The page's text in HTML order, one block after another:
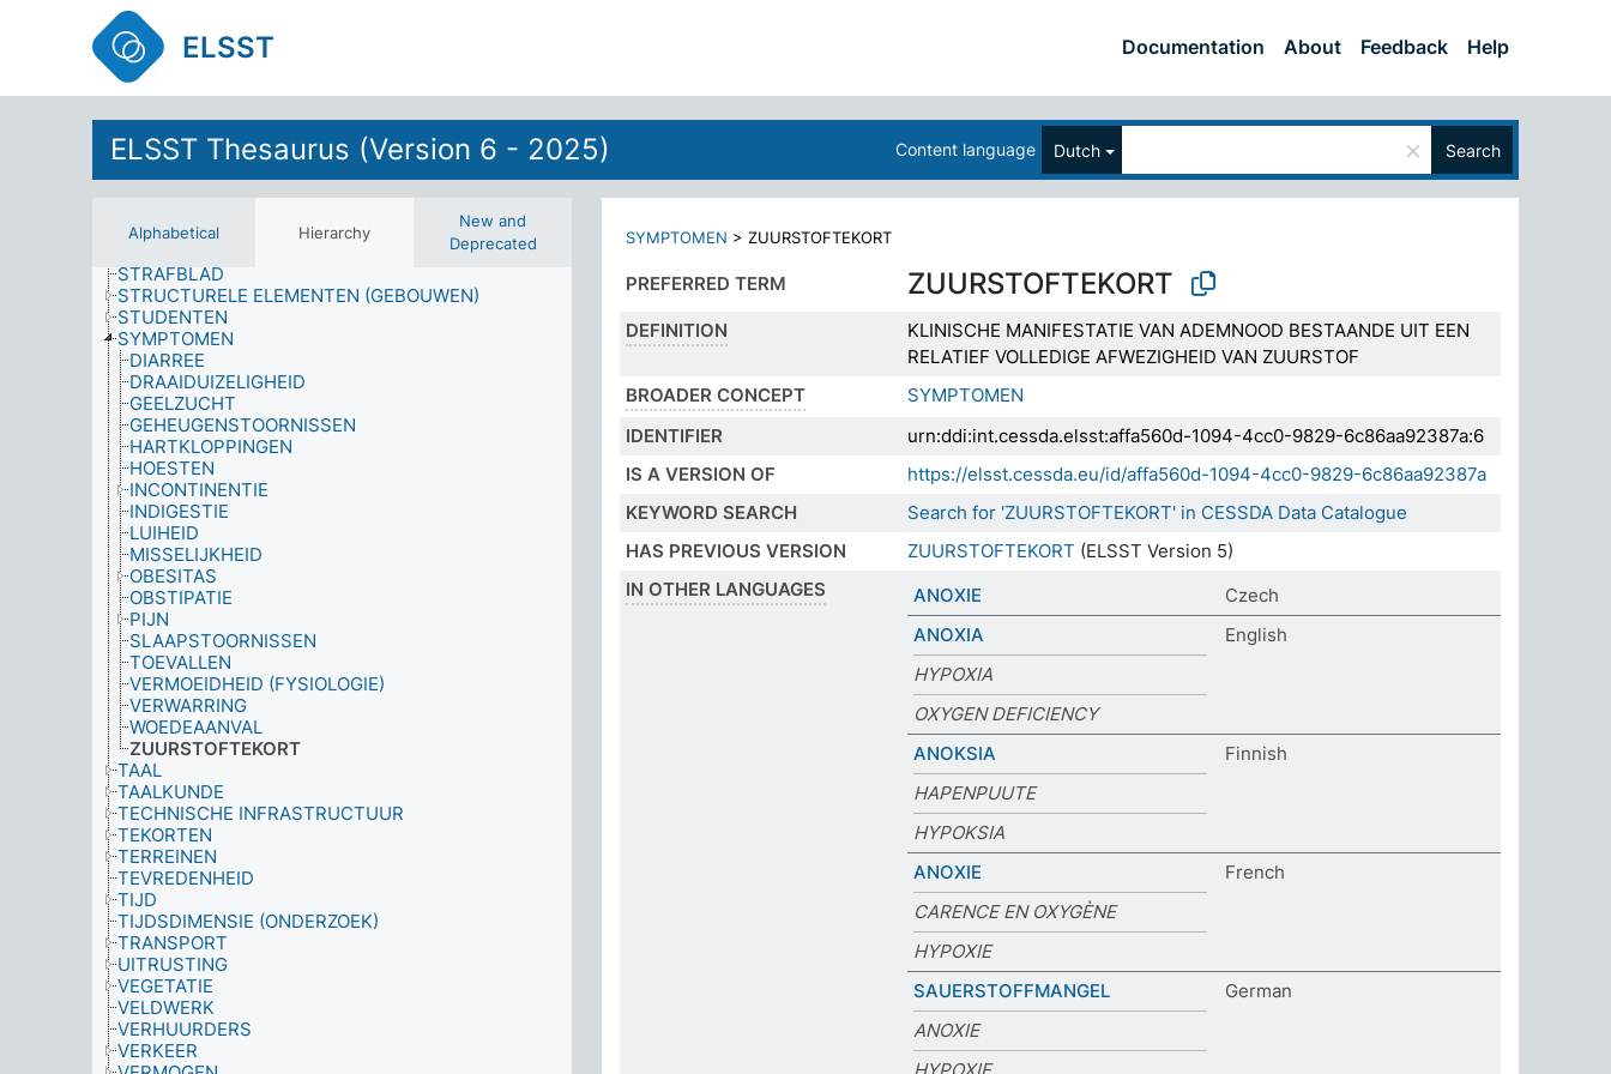
ELSST Documentation About Feedback Help
ELSST Thesaurus (Version 6 - 2025) Content language Dutch × Search
Alphabetical Hierarchy
New and
Deprecated
SOCIAAL BELEID
SOCIAAL-ECONOMISCHE INDICATOREN
SOCIALE PROBLEMEN
SOCIALE STRUCTUUR
SOCIALE SYSTEMEN
SOCIALE WELVAART
SOCIALE WETENSCHAPPEN
SOCIOLOGIE
SPORT
STEEKPROEFPROCEDURES
STRAFBLAD
STRUCTURELE ELEMENTEN (GEBOUWEN)
STUDENTEN
SYMPTOMEN
DIARREE
DRAAIDUIZELIGHEID
GEELZUCHT
GEHEUGENSTOORNISSEN
HARTKLOPPINGEN
HOESTEN
INCONTINENTIE
INDIGESTIE
LUIHEID
MISSELIJKHEID
OBESITAS
OBSTIPATIE
PIJN
SLAAPSTOORNISSEN
TOEVALLEN
VERMOEIDHEID (FYSIOLOGIE)
VERWARRING
WOEDEAANVAL
ZUURSTOFTEKORT
TAAL
TAALKUNDE
TECHNISCHE INFRASTRUCTUUR
TEKORTEN
TERREINEN
TEVREDENHEID
TIJD
TIJDSDIMENSIE (ONDERZOEK)
TRANSPORT
UITRUSTING
VEGETATIE
VELDWERK
VERHUURDERS
VERKEER
SYMPTOMEN > ZUURSTOFTEKORT
PREFERRED TERM ZUURSTOFTEKORT
DEFINITION
KLINISCHE MANIFESTATIE VAN ADEMNOOD BESTAANDE UIT EEN
RELATIEF VOLLEDIGE AFWEZIGHEID VAN ZUURSTOF
BROADER CONCEPT
SYMPTOMEN
IDENTIFIER
urn:ddi:int.cessda.elsst:affa560d-1094-4cc0-9829-6c86aa92387a:6
IS A VERSION OF
https://elsst.cessda.eu/id/affa560d-1094-4cc0-9829-6c86aa92387a
KEYWORD SEARCH
Search for 'ZUURSTOFTEKORT' in CESSDA Data Catalogue
HAS PREVIOUS VERSION
ZUURSTOFTEKORT (ELSST Version 5)
IN OTHER LANGUAGES
ANOXIE
Czech
ANOXIA
English
HYPOXIA
OXYGEN DEFICIENCY
ANOKSIA
Finnish
HAPENPUUTE
HYPOKSIA
ANOXIE
French
CARENCE EN OXYGÈNE
HYPOXIE
SAUERSTOFFMANGEL
German
ANOXIE